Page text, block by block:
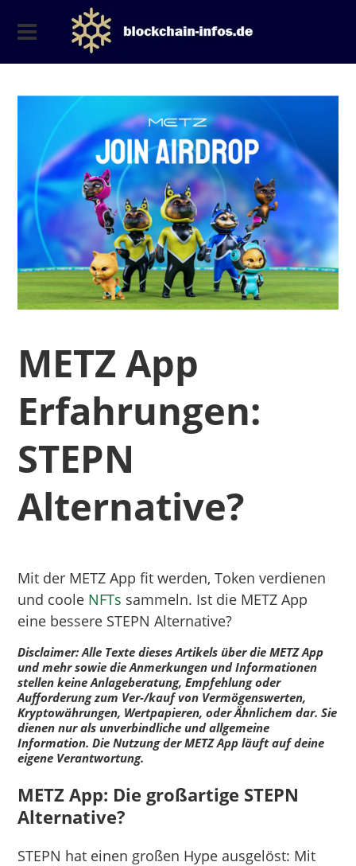
METZ App
Erfahrungen:
STEPN
Alternative?
Mit der METZ App fit werden, Token verdienen
und coole NFTs sammeln. Ist die METZ App
eine bessere STEPN Alternative?
Disclaimer: Alle Texte dieses Artikels über die METZ App
und mehr sowie die Anmerkungen und Informationen
stellen keine Anlageberatung, Empfehlung oder
Aufforderung zum Ver-/kauf von Vermögenswerten,
Kryptowährungen, Wertpapieren, oder Ähnlichem dar. Sie
dienen nur als unverbindliche und allgemeine
Information. Die Nutzung der METZ App läuft auf deine
eigene Verantwortung.
METZ App: Die großartige STEPN
Alternative?
STEPN hat einen großen Hype ausgelöst: Mit